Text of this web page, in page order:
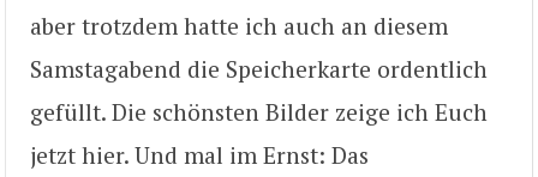
aber trotzdem hatte ich auch an diesem
Samstagabend die Speicherkarte ordentlich
gefüllt. Die schönsten Bilder zeige ich Euch
jetzt hier. Und mal im Ernst: Das